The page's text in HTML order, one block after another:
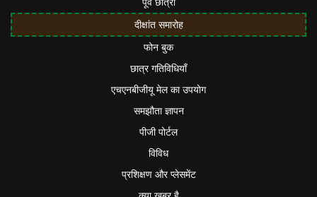
दीक्षांत समारोह
फोन बुक
छात्र गतिविधियाँ
एचएनबीजीयू मेल का उपयोग
समझौता ज्ञापन
पीजी पोर्टल
विविध
प्रशिक्षण और प्लेसमेंट